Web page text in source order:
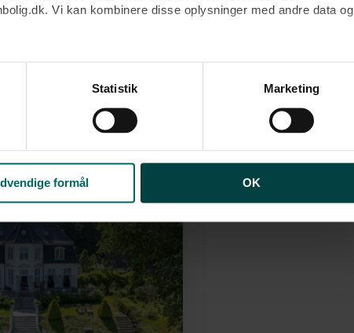
Vi kan kombinere disse oplysninger med andre data og
kan til enhver tid læse mere om brugen af cookies samt
. Oplysninger om behandling af personoplysninger
Statistik Marketing
formål OK
kr. på omkring 377 m